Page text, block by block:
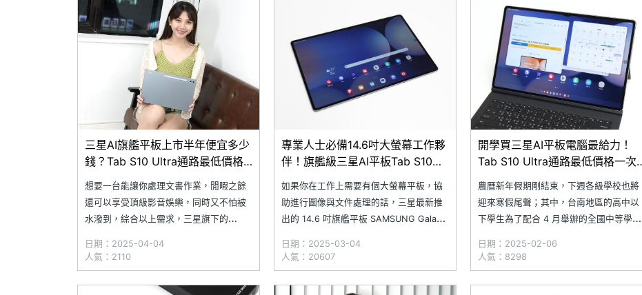
三星AI旗艦平板上市半年便宜多少
錢？Tab S10 Ultra通路最低價格
想要一台能讓你處理文書作業，閒暇之餘
還可以享受頂級影音娛樂，同時又不怕被
水潑到，綜合以上需求，三星旗下的
適合你！無論是 14.6 吋大螢幕或是聯發科
天璣 9300+ 的頂級性能，Galaxy AI、S
Pen 與原廠鍵盤皮套的完美搭配
日期：2025-04-04
人氣：2110
專業人士必備14.6吋大螢幕工作夥
伴！旗艦級三星AI平板Tab S10
如果你在工作上需要有個大螢幕平板，協
助進行圖像與文件處理的話，三星最新推
出的 14.6 吋旗艦平板 SAMSUNG Galaxy
富的 Galaxy AI 功能、完整的 IP68 防水表
現，盒裝更附有 S Pen 手寫筆，讓你可以
更好的進行
日期：2025-03-04
人氣：20607
開學買三星AI平板電腦最給力！
Tab S10 Ultra通路最低價格一次
農曆新年假期剛結束，下週各級學校也將
迎來寒假尾聲；其中，台南地區的高中以
下學生為了配合 4 月舉辦的全國中等學校
間，不少家長可能會考慮購買 SAMSUNG
Galaxy Tab S10 Ultra 這樣大尺寸平板，
作為孩子的學習助力；搭配專用 S Pen 手
日期：2025-02-06
人氣：8298